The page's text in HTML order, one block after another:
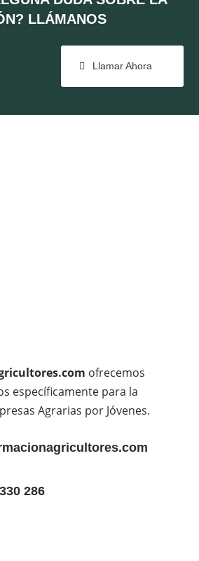
LLÁMANOS
Llamar Ahora
ofrecemos
específicamente para la
Agrarias por Jóvenes.
286